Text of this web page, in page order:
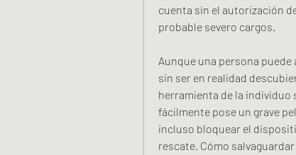
cuenta sin el autorización
probable severo cargos.
Aunque una persona
sin ser en realidad
herramienta de la individuo
fácilmente pose un grave
incluso bloquear el
rescate. Cómo